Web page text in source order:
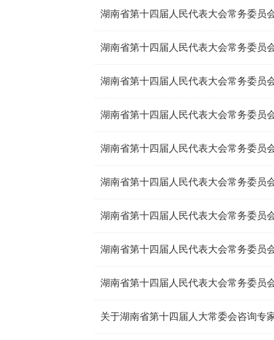
湖南省第十四届人民代表大会常务委员
湖南省第十四届人民代表大会常务委员
湖南省第十四届人民代表大会常务委员
湖南省第十四届人民代表大会常务委员
湖南省第十四届人民代表大会常务委员
湖南省第十四届人民代表大会常务委员
湖南省第十四届人民代表大会常务委员
湖南省第十四届人民代表大会常务委员
湖南省第十四届人民代表大会常务委员
关于湖南省第十四届人大常委会咨询专